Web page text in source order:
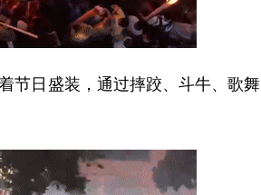
节日盛装，通过摔跤、斗牛、歌舞